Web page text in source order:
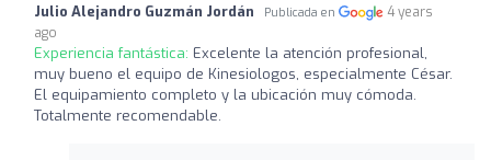
Julio Alejandro Guzmán Jordán Publicada en
4 years
ago
Experiencia fantástica: Excelente la atención profesional,
muy bueno el equipo de Kinesiologos, especialmente César.
El equipamiento completo y la ubicación muy cómoda.
Totalmente recomendable.